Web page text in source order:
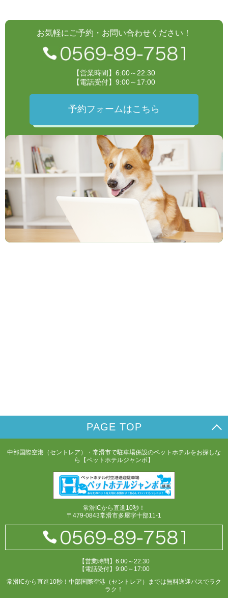
お気軽にご予約・お問い合わせください！
【営業時間】6:00～22:30
【電話受付】9:00～17:00
予約フォームはこちら
PAGE TOP
中部国際空港（セントレア）・常滑市で駐車場併設のペットホテルをお探しな
ら【ペットホテルジャンボ】
常滑ICから直進10秒！
〒479-0843常滑市多屋字十部11-1
【営業時間】6:00～22:30
【電話受付】9:00～17:00
常滑ICから直進10秒！中部国際空港（セントレア）までは無料送迎バスでラク
ラク！